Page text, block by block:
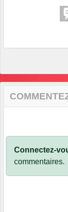
Connectez-
commentaires.